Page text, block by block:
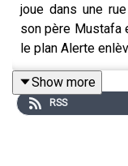
joue dans une
son père Mustafa
le plan Alerte
À minuit et
Show more
RSS